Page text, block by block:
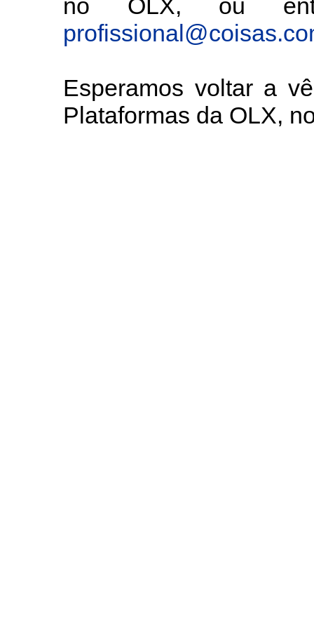
no OLX, ou
Esperamos voltar a
Plataformas da OLX,